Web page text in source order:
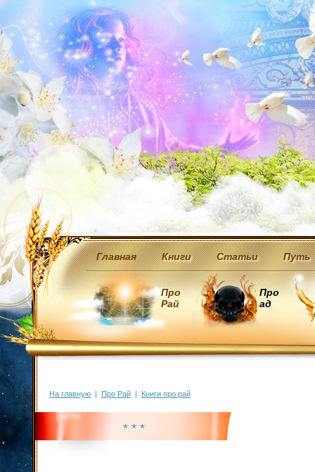
Главная Книги Статьи Путь
Про
Рай
Про
ад
На главную | Про Рай | Книги про рай
* * *